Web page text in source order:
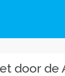
door de